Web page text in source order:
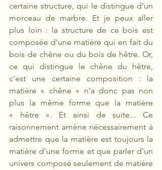
certaine structure, qui le distingue d'un
morceau de marbre. Et je peux aller
plus loin : la structure de ce bois est
composée d'une matière qui en fait du
bois de chêne ou du bois de hêtre. Or,
ce qui distingue le chêne du hêtre,
c'est une certaine composition : la
matière « chêne » n'a donc pas non
plus la même forme que la matière
« hêtre ». Et ainsi de suite... Ce
raisonnement amène nécessairement à
admettre que la matière est toujours la
matière d'une forme et que parler d'un
univers composé seulement de matière